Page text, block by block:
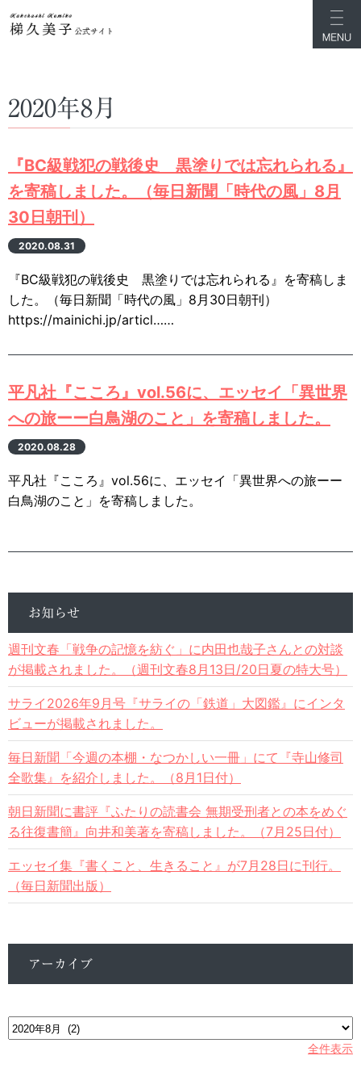
2020年8月
『BC級戦犯の戦後史 黒塗りでは忘れられる』
を寄稿しました。（毎日新聞「時代の風」8月
30日朝刊）
2020.08.31
『BC級戦犯の戦後史 黒塗りでは忘れられる』を寄稿しま
した。（毎日新聞「時代の風」8月30日朝刊）
https://mainichi.jp/articl……
平凡社『こころ』vol.56に、エッセイ「異世界
への旅ーー白鳥湖のこと」を寄稿しました。
2020.08.28
平凡社『こころ』vol.56に、エッセイ「異世界への旅ーー
白鳥湖のこと」を寄稿しました。
お知らせ
週刊文春「戦争の記憶を紡ぐ」に内田也哉子さんとの対談
が掲載されました。（週刊文春8月13日/20日夏の特大号）
サライ2026年9月号『サライの「鉄道」大図鑑』にインタ
ビューが掲載されました。
毎日新聞「今週の本棚・なつかしい一冊」にて『寺山修司
全歌集』を紹介しました。（8月1日付）
朝日新聞に書評『ふたりの読書会 無期受刑者との本をめぐ
る往復書簡』向井和美著を寄稿しました。（7月25日付）
エッセイ集『書くこと、生きること』が7月28日に刊行。
（毎日新聞出版）
アーカイブ
ー
カ
全件表示